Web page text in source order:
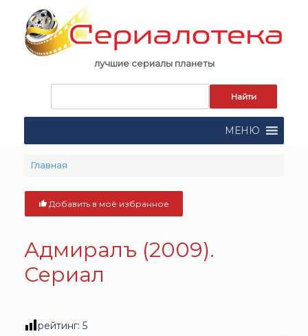
content
лучшие сериалы планеты
поиска:
МЕНЮ
Главная
Добавить в моё избранное
Адмиралъ (2009).
Сериал
рейтинг: 5